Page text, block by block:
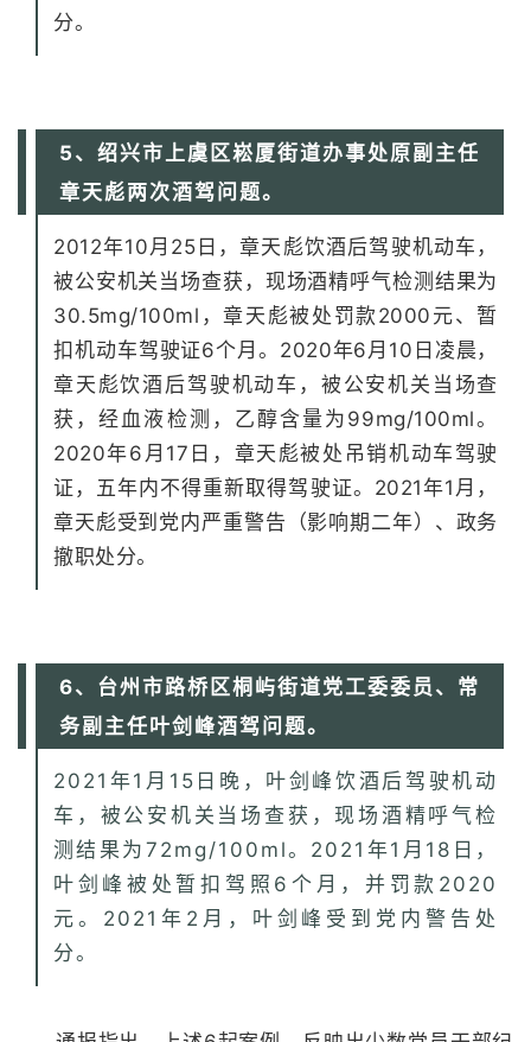
分。
5、绍兴市上虞区崧厦街道办事处原副主任
章天彪两次酒驾问题。
2012年10月25日，章天彪饮酒后驾驶机动车，
被公安机关当场查获，现场酒精呼气检测结果为
30.5mg/100ml，章天彪被处罚款2000元、暂
扣机动车驾驶证6个月。2020年6月10日凌晨，
章天彪饮酒后驾驶机动车，被公安机关当场查
获，经血液检测，乙醇含量为99mg/100ml。
2020年6月17日，章天彪被处吊销机动车驾驶
证，五年内不得重新取得驾驶证。2021年1月，
章天彪受到党内严重警告（影响期二年）、政务
撤职处分。
6、台州市路桥区桐屿街道党工委委员、常
务副主任叶剑峰酒驾问题。
2021年1月15日晚，叶剑峰饮酒后驾驶机动
车，被公安机关当场查获，现场酒精呼气检
测结果为72mg/100ml。2021年1月18日，
叶剑峰被处暂扣驾照6个月，并罚款2020
元。2021年2月，叶剑峰受到党内警告处
分。